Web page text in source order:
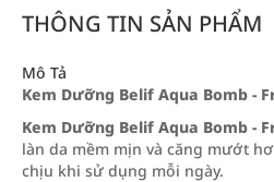
THÔNG TIN SẢN PHẨM
Mô Tả
Kem Dưỡng Belif Aqua Bomb -
Kem Dưỡng Belif Aqua Bomb -
làn da mềm mịn và căng mướt
chịu khi sử dụng mỗi ngày.